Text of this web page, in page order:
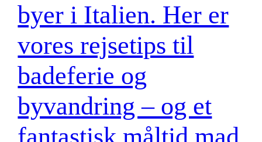
byer i Italien. Her er
vores rejsetips til
badeferie og
byvandring – og et